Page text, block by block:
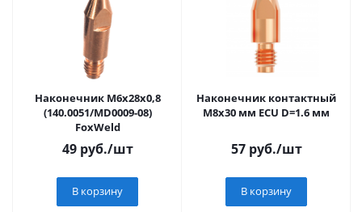
Наконечник М6х28х0,8
(140.0051/MD0009-08)
FoxWeld
49руб./шт
В корзину
Наконечник контактный
М8х30 мм ECU D=1.6 мм
57руб./шт
В корзину